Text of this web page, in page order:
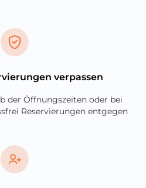
verpassen
der Öffnungszeiten oder bei
Reservierungen entgegen